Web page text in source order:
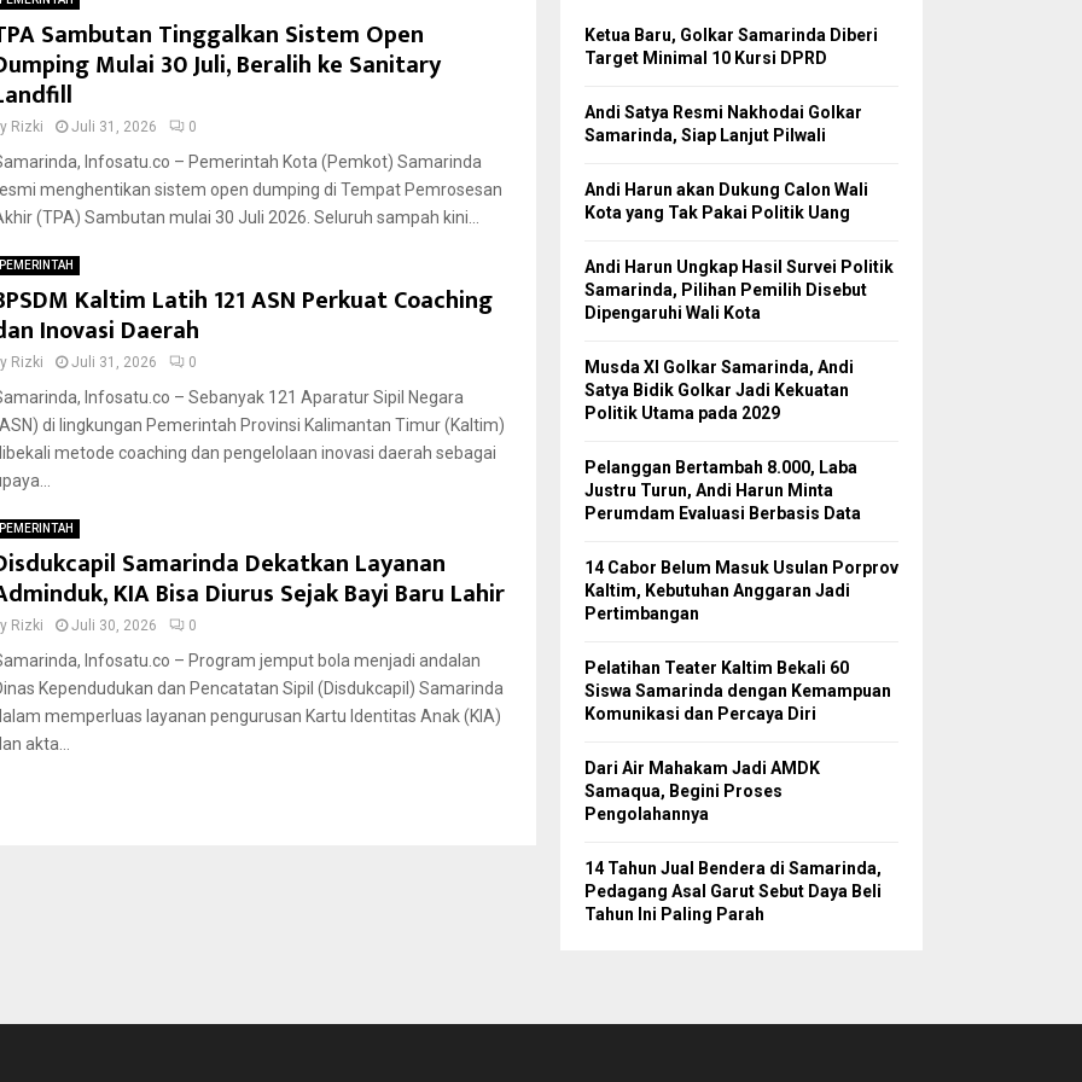
Sambutan Tinggalkan Sistem Open
Mulai 30 Juli, Beralih ke Sanitary
Rizki Juli 31, 2026 0
Infosatu.co – Pemerintah Kota (Pemkot) Samarinda
menghentikan sistem open dumping di Tempat Pemrosesan
(TPA) Sambutan mulai 30 Juli 2026. Seluruh sampah kini...
PEMERINTAH
Kaltim Latih 121 ASN Perkuat Coaching
Inovasi Daerah
Rizki Juli 31, 2026 0
Infosatu.co – Sebanyak 121 Aparatur Sipil Negara
di lingkungan Pemerintah Provinsi Kalimantan Timur (Kaltim)
metode coaching dan pengelolaan inovasi daerah sebagai
PEMERINTAH
Samarinda Dekatkan Layanan
KIA Bisa Diurus Sejak Bayi Baru Lahir
Rizki Juli 30, 2026 0
Infosatu.co – Program jemput bola menjadi andalan
Kependudukan dan Pencatatan Sipil (Disdukcapil) Samarinda
memperluas layanan pengurusan Kartu Identitas Anak (KIA)
akta...
Ketua Baru, Golkar Samarinda Diberi
Target Minimal 10 Kursi DPRD
Andi Satya Resmi Nakhodai Golkar
Samarinda, Siap Lanjut Pilwali
Andi Harun akan Dukung Calon Wali
Kota yang Tak Pakai Politik Uang
Andi Harun Ungkap Hasil Survei Politik
Samarinda, Pilihan Pemilih Disebut
Dipengaruhi Wali Kota
Musda XI Golkar Samarinda, Andi
Satya Bidik Golkar Jadi Kekuatan
Politik Utama pada 2029
Pelanggan Bertambah 8.000, Laba
Justru Turun, Andi Harun Minta
Perumdam Evaluasi Berbasis Data
14 Cabor Belum Masuk Usulan Porprov
Kaltim, Kebutuhan Anggaran Jadi
Pertimbangan
Pelatihan Teater Kaltim Bekali 60
Siswa Samarinda dengan Kemampuan
Komunikasi dan Percaya Diri
Dari Air Mahakam Jadi AMDK
Samaqua, Begini Proses
Pengolahannya
14 Tahun Jual Bendera di Samarinda,
Pedagang Asal Garut Sebut Daya Beli
Tahun Ini Paling Parah